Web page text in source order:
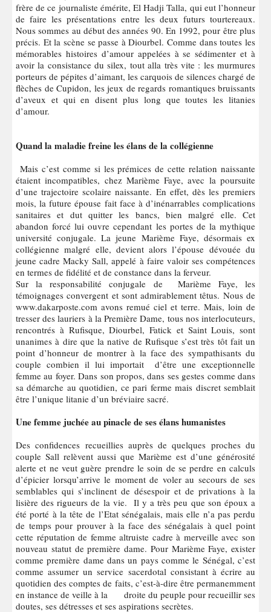
frère de ce journaliste émérite, El Hadji Talla, qui eut l’honneur
de faire les présentations entre les deux futurs tourtereaux.
Nous sommes au début des années 90. En 1992, pour être plus
précis. Et la scène se passe à Diourbel. Comme dans toutes les
mémorables histoires d’amour appelées à se sédimenter et à
avoir la consistance du silex, tout alla très vite : les murmures
porteurs de pépites d’aimant, les carquois de silences chargé de
flèches de Cupidon, les jeux de regards romantiques bruissants
d’aveux et qui en disent plus long que toutes les litanies
d’amour.
Quand la maladie freine les élans de la collégienne
Mais c’est comme si les prémices de cette relation naissante
étaient incompatibles, chez Marième Faye, avec la poursuite
d’une trajectoire scolaire naissante. En effet, dès les premiers
mois, la future épouse fait face à d’inénarrables complications
sanitaires et dut quitter les bancs, bien malgré elle. Cet
abandon forcé lui ouvre cependant les portes de la mythique
université conjugale. La jeune Marième Faye, désormais ex
collégienne malgré elle, devient alors l’épouse dévouée du
jeune cadre Macky Sall, appelé à faire valoir ses compétences
en termes de fidélité et de constance dans la ferveur.
Sur la responsabilité conjugale de Marième Faye, les
témoignages convergent et sont admirablement têtus. Nous de
www.dakarposte.com avons remué ciel et terre. Mais, loin de
tresser des lauriers à la Première Dame, tous nos interlocuteurs,
rencontrés à Rufisque, Diourbel, Fatick et Saint Louis, sont
unanimes à dire que la native de Rufisque s’est très tôt fait un
point d’honneur de montrer à la face des sympathisants du
couple combien il lui importait d’être une exceptionnelle
femme au foyer. Dans son propos, dans ses gestes comme dans
sa démarche au quotidien, ce pari ferme mais discret semblait
être l’unique litanie d’un bréviaire sacré.
Une femme juchée au pinacle de ses élans humanistes
Des confidences recueillies auprès de quelques proches du
couple Sall relèvent aussi que Marième est d’une générosité
alerte et ne veut guère prendre le soin de se perdre en calculs
d’épicier lorsqu’arrive le moment de voler au secours de ses
semblables qui s’inclinent de désespoir et de privations à la
lisière des rigueurs de la vie. Il y a très peu que son époux a
été porté à la tête de l’Etat sénégalais, mais elle n’a pas perdu
de temps pour prouver à la face des sénégalais à quel point
cette réputation de femme altruiste cadre à merveille avec son
nouveau statut de première dame. Pour Marième Faye, exister
comme première dame dans un pays comme le Sénégal, c’est
comme assumer un service sacerdotal consistant à écrire au
quotidien des comptes de faits, c’est-à-dire être permanemment
en instance de veille à la droite du peuple pour recueillir ses
doutes, ses détresses et ses aspirations secrètes.